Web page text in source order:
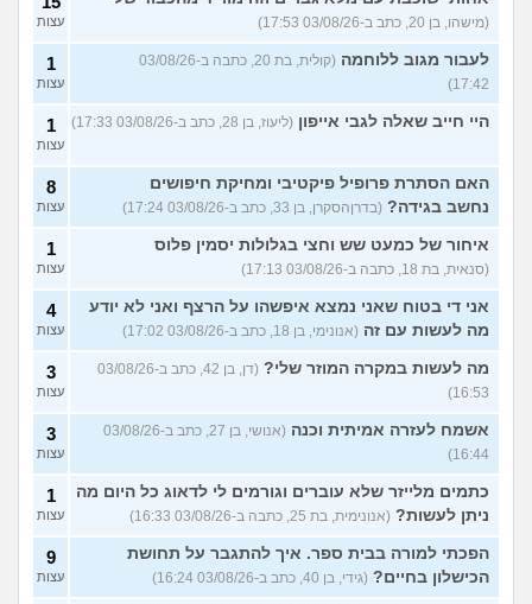
(מישהו, בן 20, כתב ב-03/08/26 17:53) עצות
לעבור מגוב ללוחמה
(קולית, בת 20, כתבה ב-03/08/26
17:42)
1
עצות
היי חייב שאלה לגבי אייפון (ליעוז, בן 28, כתב ב-03/08/26 17:33) 1
עצות
האם הסתרת פרופיל פיקטיבי ומחיקת חיפושים
נחשב בגידה? (בדרןהסקרן, בן 33, כתב ב-03/08/26 17:24)
8
עצות
איחור של כמעט שש וחצי בגלולות יסמין פלוס
(סנאית, בת 18, כתבה ב-03/08/26 17:13)
1
עצות
אני די בטוח שאני נמצא איפשהו על הרצף ואני לא יודע
מה לעשות עם זה (אנונימי, בן 18, כתב ב-03/08/26 17:02)
4
עצות
מה לעשות במקרה המוזר שלי?
(דן, בן 42, כתב ב-03/08/26
16:53)
3
עצות
אשמח לעזרה אמיתית וכנה
(אנושי, בן 27, כתב ב-03/08/26
16:44)
3
עצות
כתמים מלייזר שלא עוברים וגורמים לי לדאוג כל היום מה
ניתן לעשות? (אנונימית, בת 25, כתבה ב-03/08/26 16:33)
1
עצות
הפכתי למורה בבית ספר. איך להתגבר על תחושת
הכישלון בחיים? (גידי, בן 40, כתב ב-03/08/26 16:24)
9
עצות